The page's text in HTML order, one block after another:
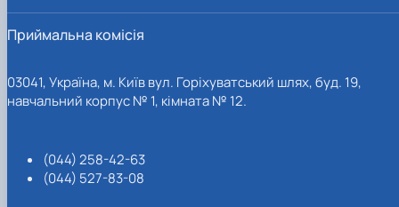
Приймальна комісія
03041, Україна, м. Київ вул. Горіхуватський шлях, буд. 19,
навчальний корпус № 1, кімната № 12.
(044) 258-42-63
(044) 527-83-08